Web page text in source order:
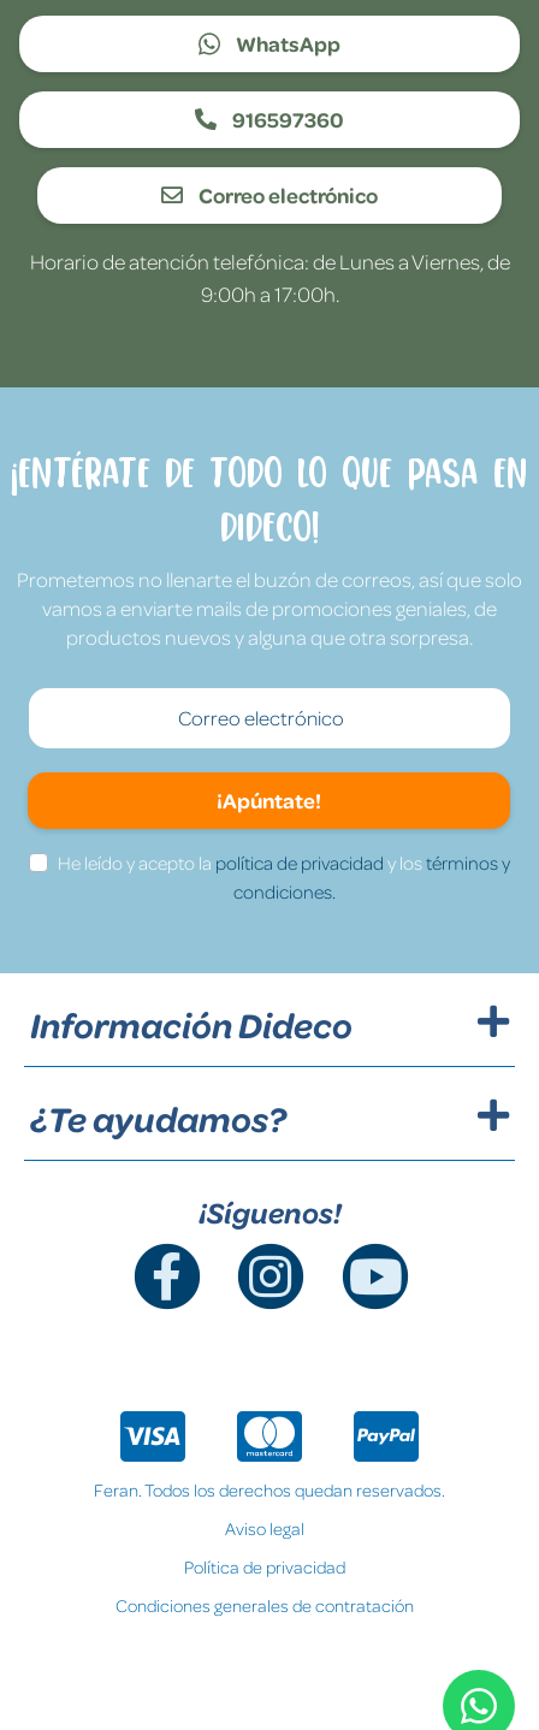
WhatsApp
916597360
Correo electrónico
Horario de atención telefónica: de Lunes a Viernes, de
9:00h a 17:00h.
¡Entérate de todo lo que pasa en
Dideco!
Prometemos no llenarte el buzón de correos, así que solo
vamos a enviarte mails de promociones geniales, de
productos nuevos y alguna que otra sorpresa.
¡Apúntate!
He leído y acepto la política de privacidad y lostérminos y
condiciones.
Información Dideco
¿Te ayudamos?
¡Síguenos!
Feran. Todos los derechos quedan reservados.
Aviso legal
Política de privacidad
Condiciones generales de contratación